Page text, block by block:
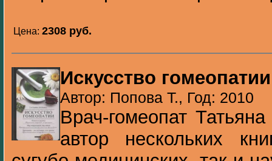
Цена: 2308 pуб.
Искусство гомеопатии
Автор: Попова Т., Год: 2010
Врач-гомеопат
автор нескольких